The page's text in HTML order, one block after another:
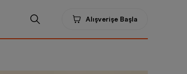
Alışverişe Başla